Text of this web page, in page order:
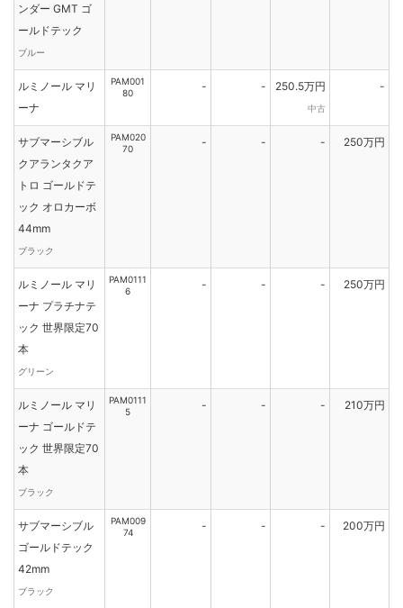
ンダー GMT ゴ
ールドテック
ブルー
ルミノール マリ
ーナ
PAM001
80
- - 250.5万円
中古
-
サブマーシブル
クアランタクア
トロ ゴールドテ
ック オロカーボ
44mm
ブラック
PAM020
70
- - - 250万円
ルミノール マリ
ーナ プラチナテ
ック 世界限定70
本
グリーン
PAM0111
6
- - - 250万円
ルミノール マリ
ーナ ゴールドテ
ック 世界限定70
本
ブラック
PAM0111
5
- - - 210万円
サブマーシブル
ゴールドテック
42mm
ブラック
PAM009
74
- - - 200万円